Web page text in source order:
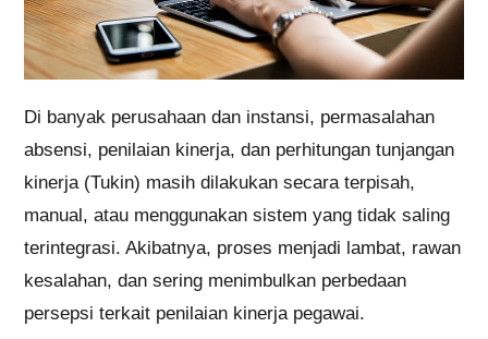
Di banyak perusahaan dan instansi, permasalahan
absensi, penilaian kinerja, dan perhitungan tunjangan
kinerja (Tukin) masih dilakukan secara terpisah,
manual, atau menggunakan sistem yang tidak saling
terintegrasi. Akibatnya, proses menjadi lambat, rawan
kesalahan, dan sering menimbulkan perbedaan
persepsi terkait penilaian kinerja pegawai.